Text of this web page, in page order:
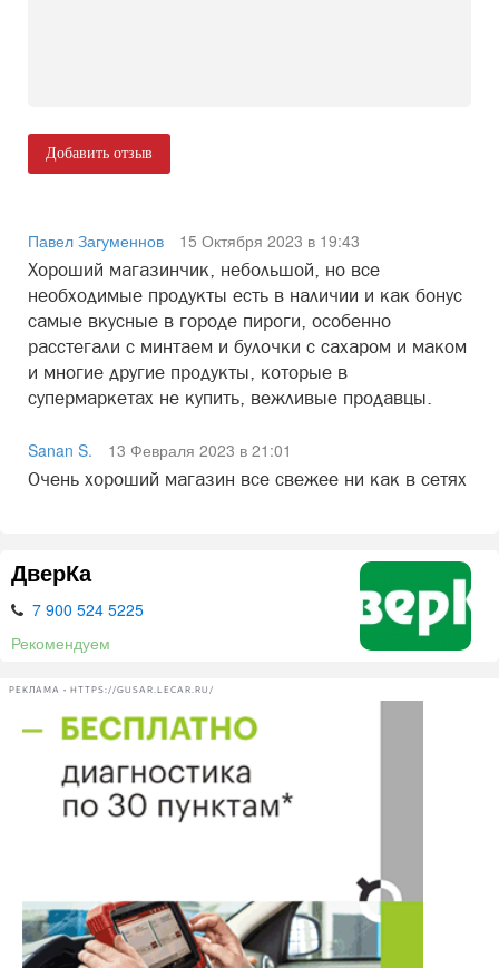
Добавить отзыв
Павел Загуменнов
15 Октября 2023 в 19:43
Хороший магазинчик, небольшой, но все
необходимые продукты есть в наличии и как бонус
самые вкусные в городе пироги, особенно
расстегали с минтаем и булочки с сахаром и маком
и многие другие продукты, которые в
супермаркетах не купить, вежливые продавцы.
Sanan S.
13 Февраля 2023 в 21:01
Очень хороший магазин все свежее ни как в сетях
ДверКа
7 900 524 5225
Рекомендуем
РЕКЛАМА • HTTPS://GUSAR.LECAR.RU/